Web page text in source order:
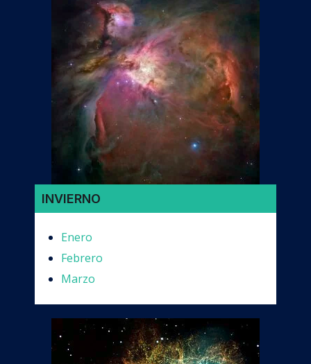
INVIERNO
Enero
Febrero
Marzo